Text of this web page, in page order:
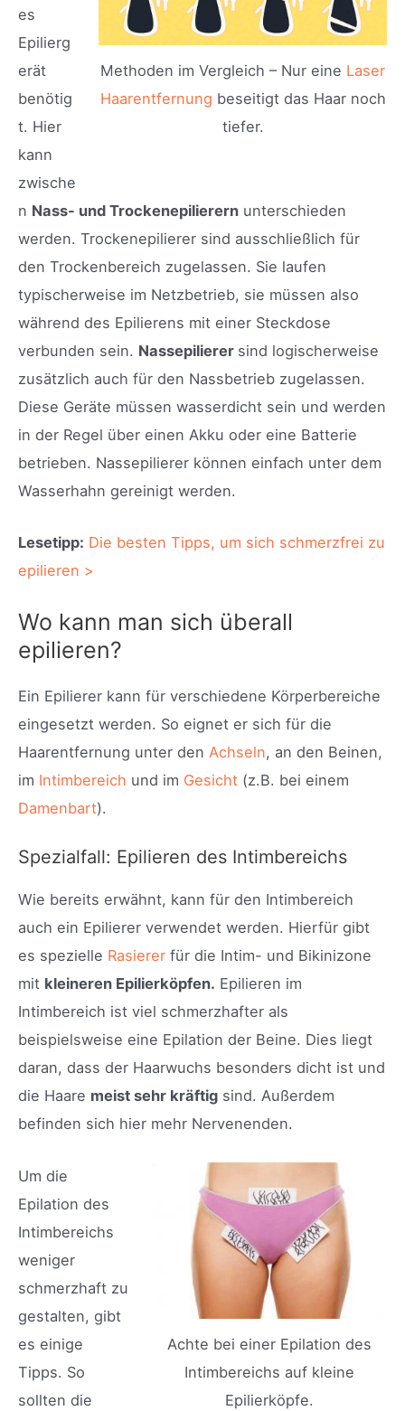
Methoden im Vergleich – Nur eine Laser
Haarentfernung beseitigt das Haar noch
tiefer.
es
Epilierg
erät
benötig
t. Hier
kann
zwische
n Nass- und Trockenepilierern unterschieden
werden. Trockenepilierer sind ausschließlich für
den Trockenbereich zugelassen. Sie laufen
typischerweise im Netzbetrieb, sie müssen also
während des Epilierens mit einer Steckdose
verbunden sein. Nassepilierer sind logischerweise
zusätzlich auch für den Nassbetrieb zugelassen.
Diese Geräte müssen wasserdicht sein und werden
in der Regel über einen Akku oder eine Batterie
betrieben. Nassepilierer können einfach unter dem
Wasserhahn gereinigt werden.
Lesetipp: Die besten Tipps, um sich schmerzfrei zu
epilieren >
Wo kann man sich überall
epilieren?
Ein Epilierer kann für verschiedene Körperbereiche
eingesetzt werden. So eignet er sich für die
Haarentfernung unter den Achseln, an den Beinen,
im Intimbereich und im Gesicht (z.B. bei einem
Damenbart).
Spezialfall: Epilieren des Intimbereichs
Wie bereits erwähnt, kann für den Intimbereich
auch ein Epilierer verwendet werden. Hierfür gibt
es spezielle Rasierer für die Intim- und Bikinizone
mit kleineren Epilierköpfen. Epilieren im
Intimbereich ist viel schmerzhafter als
beispielsweise eine Epilation der Beine. Dies liegt
daran, dass der Haarwuchs besonders dicht ist und
die Haare meist sehr kräftig sind. Außerdem
befinden sich hier mehr Nervenenden.
Achte bei einer Epilation des
Intimbereichs auf kleine
Epilierköpfe.
Um die
Epilation des
Intimbereichs
weniger
schmerzhaft zu
gestalten, gibt
es einige
Tipps. So
sollten die